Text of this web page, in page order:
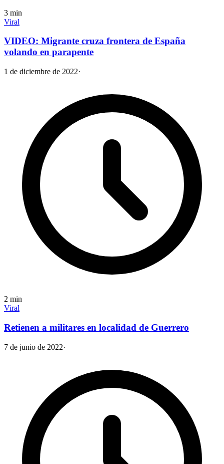
3 min
Viral
VIDEO: Migrante cruza frontera de España
volando en parapente
1 de diciembre de 2022·
2 min
Viral
Retienen a militares en localidad de Guerrero
7 de junio de 2022·